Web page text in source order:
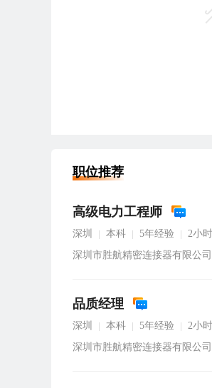
职位推荐
高级电力工程师
深圳 本科 5年经验
2小
深圳市胜航精密连接器有限公司
品质经理
深圳 本科 5年经验
2小
深圳市胜航精密连接器有限公司